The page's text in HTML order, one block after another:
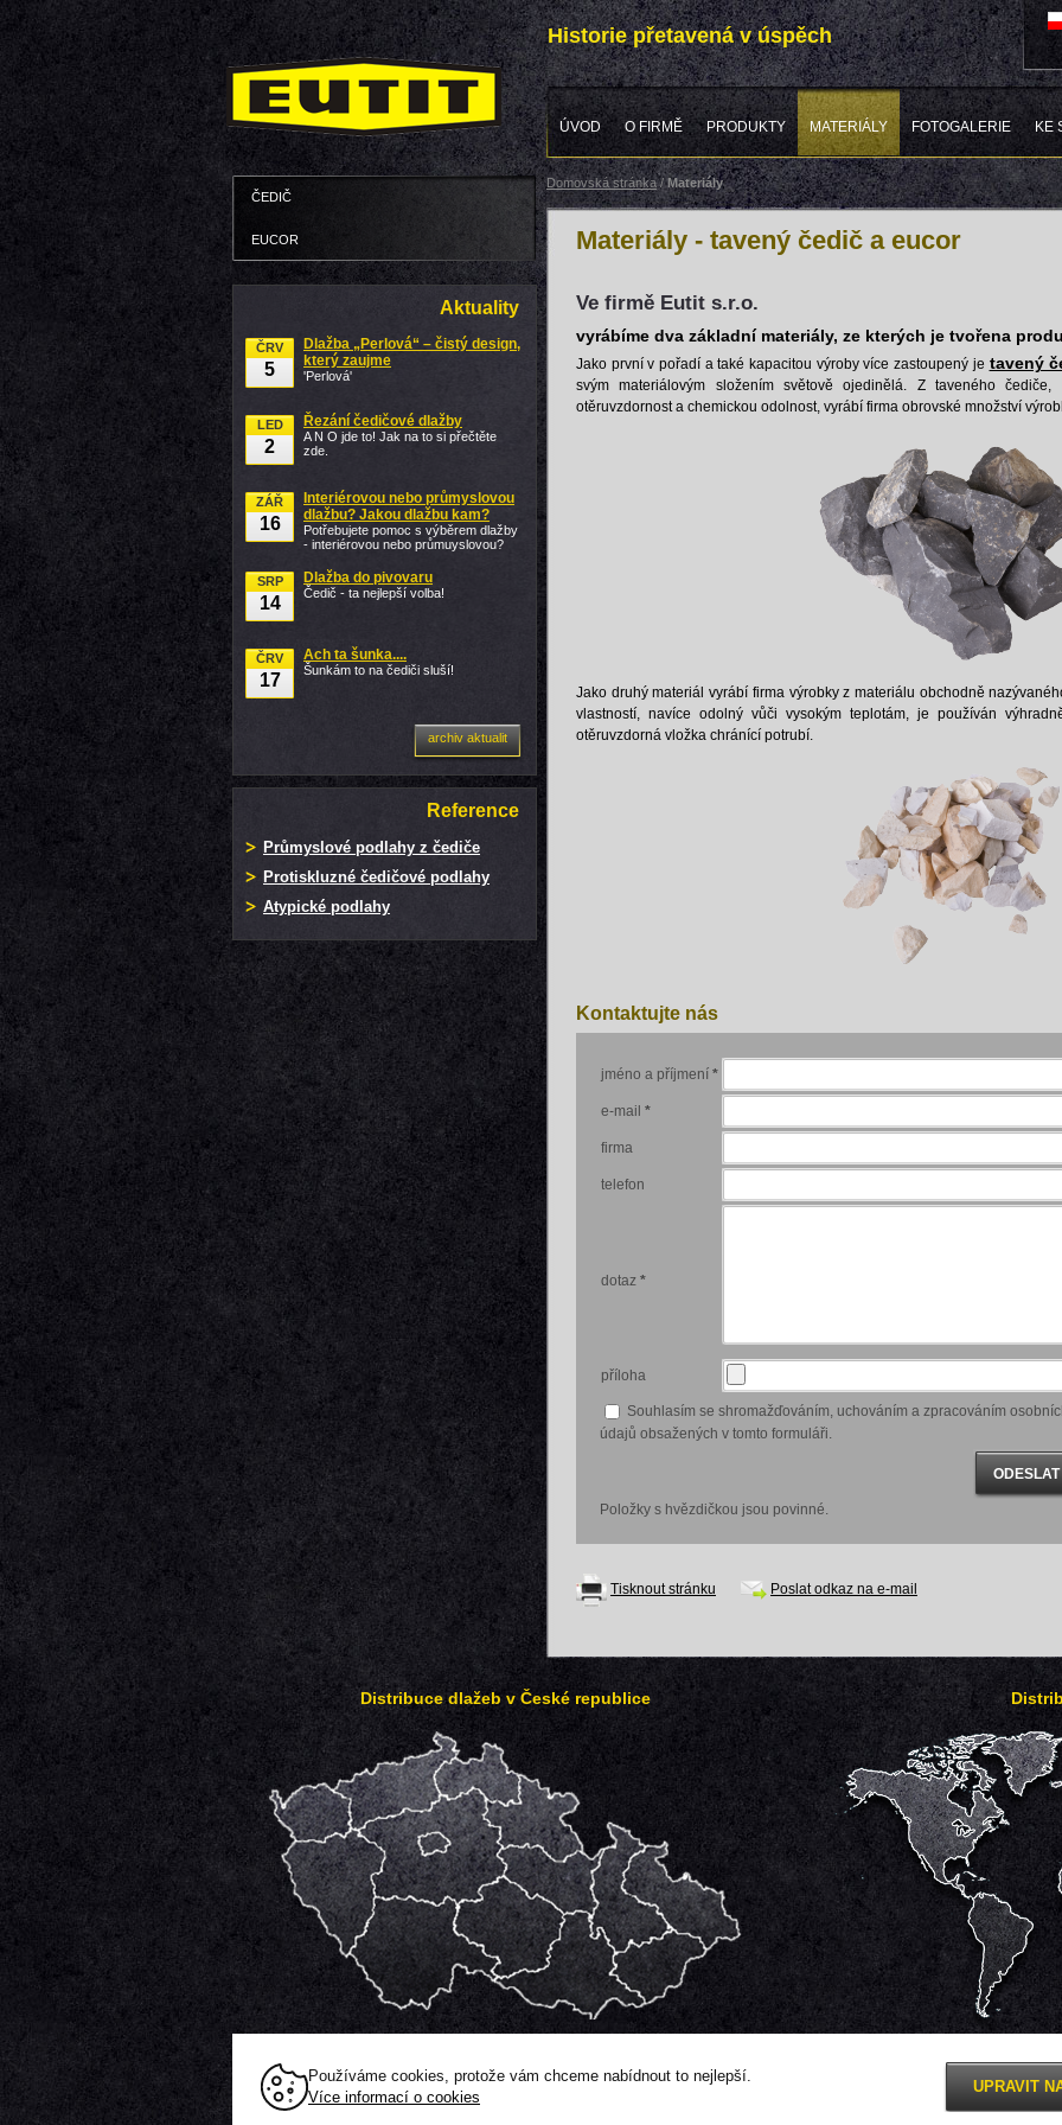
Historie přetavená v úspěch
ÚVOD O FIRMĚ PRODUKTY MATERIÁLY FOTOGALERIE KE
Domovská stránka/Materiály
Materiály - tavený čedič a eucor
Ve firmě Eutit s.r.o.
vyrábíme dva základní materiály, ze kterých je tvořena
Jako první v pořadí a také kapacitou výroby více zastoupený je tavený
svým materiálovým složením světově ojedinělá. Z taveného
otěruvzdornost a chemickou odolnost, vyrábí firma obrovské množství
Jako druhý materiál vyrábí firma výrobky z materiálu obchodně
vlastností, navíce odolný vůči vysokým teplotám, je používán
otěruvzdorná vložka chránící potrubí.
Kontaktujte nás
jméno a příjmení *
e-mail *
firma
telefon
dotaz *
příloha
Souhlasím se shromažďováním, uchováním a zpracováním
údajů obsažených v tomto formuláři.
Položky s hvězdičkou jsou povinné.
Tisknout stránku Poslat odkaz na e-mail
ČEDIČ
EUCOR
Aktuality
ČRV
5
Dlažba „Perlová“ – čistý design,
který zaujme
'Perlová'
LED
2
Řezání čedičové dlažby
A N O jde to! Jak na to si přečtěte
zde.
ZÁŘ
16
Interiérovou nebo průmyslovou
dlažbu? Jakou dlažbu kam?
Potřebujete pomoc s výběrem dlažby
- interiérovou nebo průmuyslovou?
SRP
14
Dlažba do pivovaru
Čedič - ta nejlepší volba!
ČRV
17
Ach ta šunka....
Šunkám to na čediči sluší!
archiv aktualit
Reference
Průmyslové podlahy z čediče
Protiskluzné čedičové podlahy
Atypické podlahy
Distribuce dlažeb v České republice
všechna práva vyhrazena | mapa stránek
Používáme cookies, protože vám chceme nabídnout to nejlepší.
Více informací o cookies
UPRAVIT